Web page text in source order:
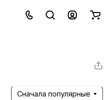
Сначала популярные